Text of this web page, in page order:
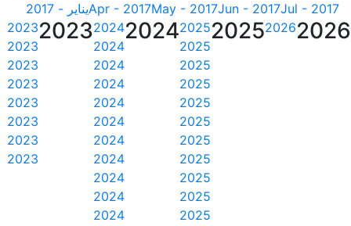
Jul - 2017
Jun - 2017
May - 2017
Apr - 2017يناير - 2017
2026
2026
2025
2025
2025
2025
2025
2025
2025
2025
2025
2025
2025
2025
2024
2024
2024
2024
2024
2024
2024
2024
2024
2024
2024
2024
2023
2023
2023
2023
2023
2023
2023
2023
2023